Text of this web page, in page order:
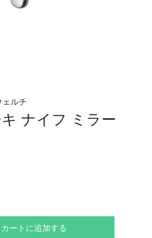
ルチ
ナイフ ミラー
カートに追加する